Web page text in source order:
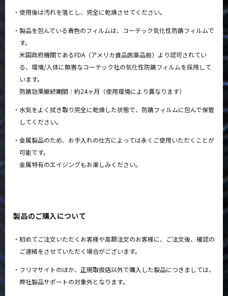
使用後は汚れを落とし、完全に乾燥させてください。
製品を包んでいる青色のフィルムは、コーテック気化性防錆フィルムで
す。
米国政府機関であるFDA（アメリカ食品医薬品局）より認可されてい
る、環境/人体に無害なコーテック社の気化性防錆フィルムを採用して
います。
防錆効果継続期間：約24ヶ月（使用環境により異なります）
水気をよく拭き取り完全に乾燥した状態で、防錆フィルムに包んで保管
してください。
金属製品のため、お手入れの仕方によっては永くご使用いただくことが
可能です。
金属特有のエイジングもお楽しみください。
製品のご購入について
初めてご注文いただくお客様や高額注文のお客様に、ご注文後、確認の
ご連絡をさせていただく場合がございます。
フリマサイトのほか、正規取扱店以外で購入した製品につきましては、
弊社製品サポートの対象外となります。